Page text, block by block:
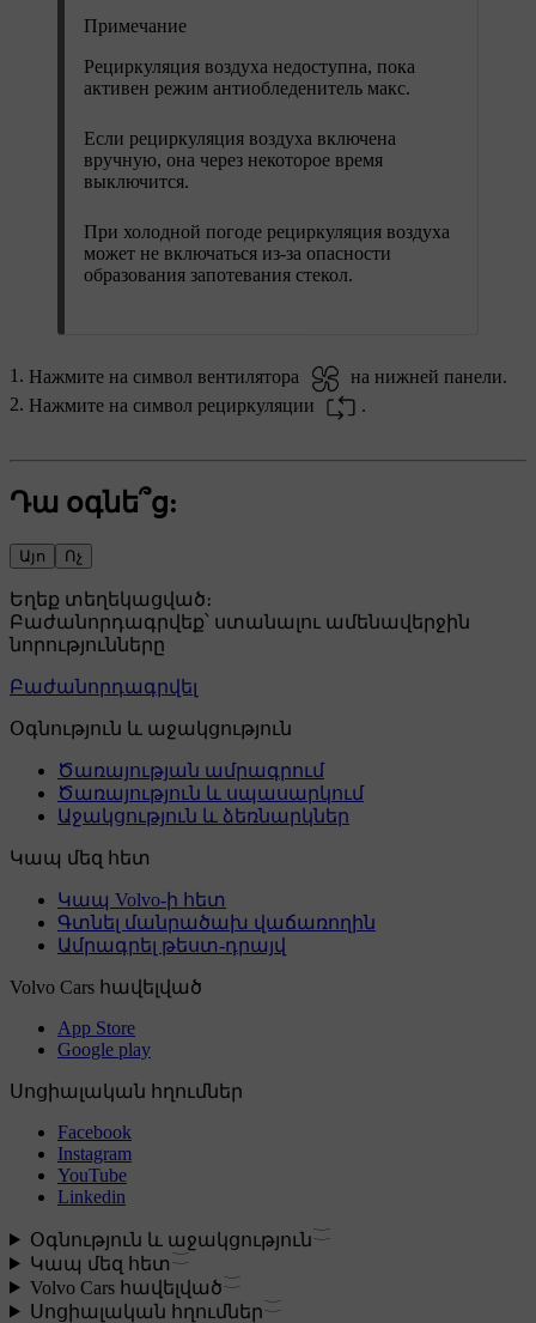
Примечание
Рециркуляция воздуха недоступна, пока
активен режим антиобледенитель макс.
Если рециркуляция воздуха включена
вручную, она через некоторое время
выключится.
При холодной погоде рециркуляция воздуха
может не включаться из-за опасности
образования запотевания стекол.
Нажмите на символ вентилятора
на нижней панели.
Нажмите на символ рециркуляции
.
Դա օգնե՞ց:
Այո Ոչ